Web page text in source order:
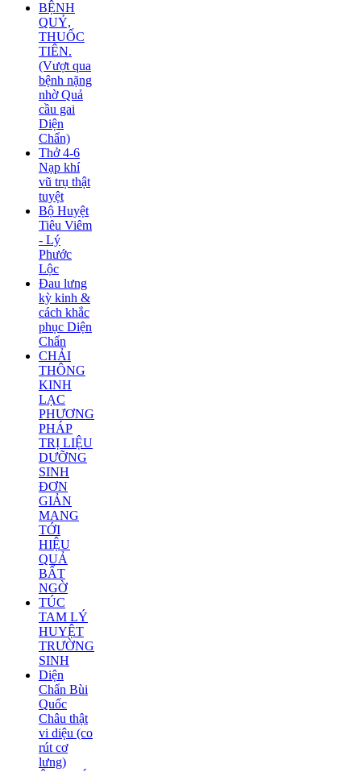
BỆNH
QUỶ,
THUỐC
TIÊN.
(Vượt qua
bệnh nặng
nhờ Quả
cầu gai
Diện
Chẩn)
Thở 4-6
Nạp khí
vũ trụ thật
tuyệt
Bộ Huyệt
Tiêu Viêm
- Lý
Phước
Lộc
Đau lưng
kỳ kinh &
cách khắc
phục Diện
Chẩn
CHẢI
THÔNG
KINH
LẠC
PHƯƠNG
PHÁP
TRỊ LIỆU
DƯỠNG
SINH
ĐƠN
GIẢN
MANG
TỚI
HIỆU
QUẢ
BẤT
NGỜ
TÚC
TAM LÝ
HUYỆT
TRƯỜNG
SINH
Diện
Chẩn Bùi
Quốc
Châu thật
vi diệu (co
rút cơ
lưng)